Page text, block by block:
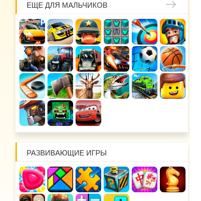
ЕЩЕ ДЛЯ МАЛЬЧИКОВ
РАЗВИВАЮЩИЕ ИГРЫ